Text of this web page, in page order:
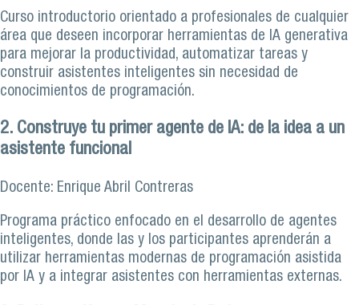
Curso introductorio orientado a profesionales de cualquier
área que deseen incorporar herramientas de IA generativa
para mejorar la productividad, automatizar tareas y
construir asistentes inteligentes sin necesidad de
conocimientos de programación.
2. Construye tu primer agente de IA: de la idea a un
asistente funcional
Docente: Enrique Abril Contreras
Programa práctico enfocado en el desarrollo de agentes
inteligentes, donde las y los participantes aprenderán a
utilizar herramientas modernas de programación asistida
por IA y a integrar asistentes con herramientas externas.